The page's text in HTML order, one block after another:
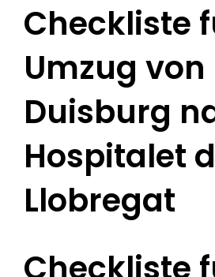
Checkliste
Umzug von
Duisburg
Hospitalet
Llobregat
Checkliste